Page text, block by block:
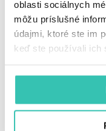
oblasti sociálnych
môžu príslušné
údajmi, ktoré ste im
keď ste používali ich
Blefaroplastika
efektívna a prináša
omladený vzhľad
má človek
ktoré sa snažia